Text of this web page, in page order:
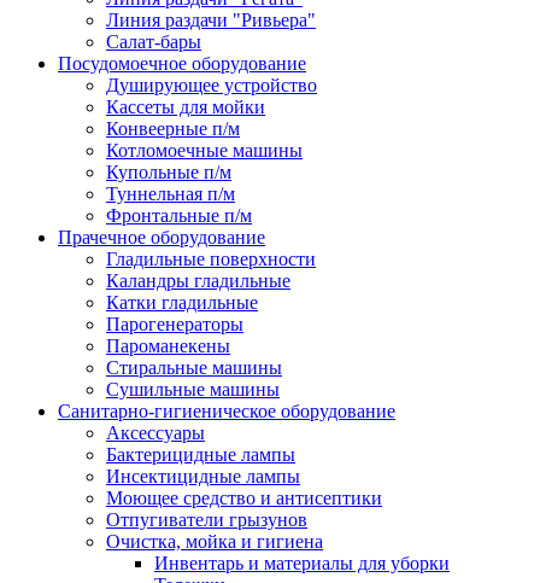
Линия раздачи "Ривьера"
Салат-бары
Посудомоечное оборудование
Душирующее устройство
Кассеты для мойки
Конвеерные п/м
Котломоечные машины
Купольные п/м
Туннельная п/м
Фронтальные п/м
Прачечное оборудование
Гладильные поверхности
Каландры гладильные
Катки гладильные
Парогенераторы
Пароманекены
Стиральные машины
Сушильные машины
Санитарно-гигиеническое оборудование
Аксессуары
Бактерицидные лампы
Инсектицидные лампы
Моющее средство и антисептики
Отпугиватели грызунов
Очистка, мойка и гигиена
Инвентарь и материалы для уборки